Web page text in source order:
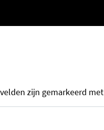
zijn gemarkeerd met